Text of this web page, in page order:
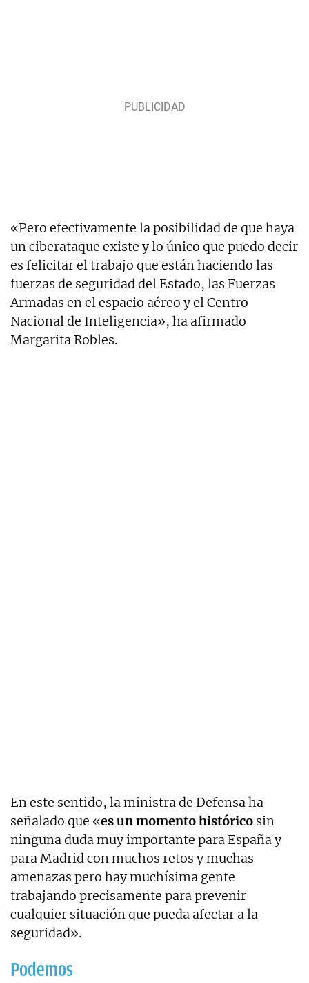
«Pero efectivamente la posibilidad de que haya
un ciberataque existe y lo único que puedo decir
es felicitar el trabajo que están haciendo las
fuerzas de seguridad del Estado, las Fuerzas
Armadas en el espacio aéreo y el Centro
Nacional de Inteligencia», ha afirmado
Margarita Robles.
En este sentido, la ministra de Defensa ha
señalado que «es un momento histórico sin
ninguna duda muy importante para España y
para Madrid con muchos retos y muchas
amenazas pero hay muchísima gente
trabajando precisamente para prevenir
cualquier situación que pueda afectar a la
seguridad».
Podemos